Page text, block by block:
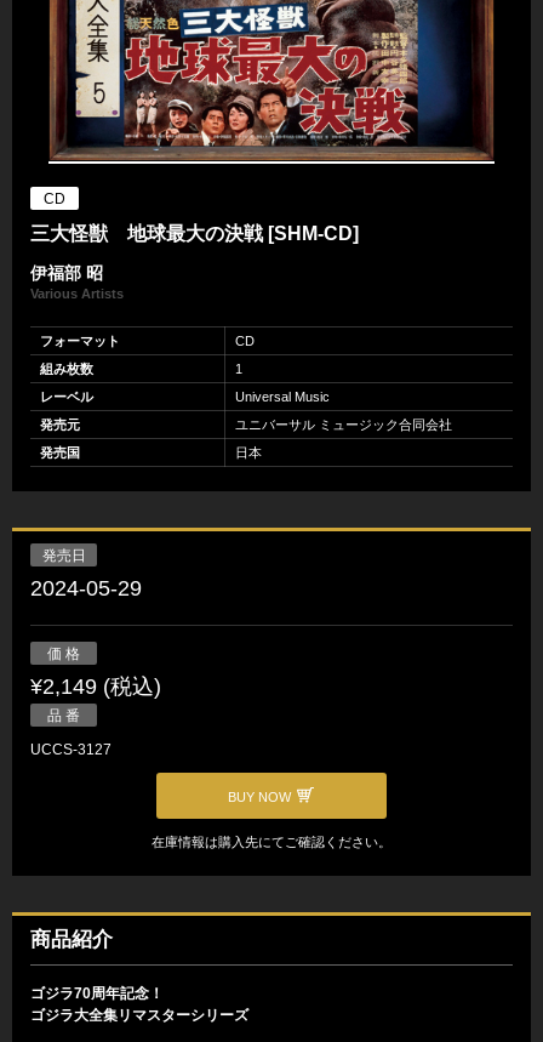
CD
三大怪獣 地球最大の決戦 [SHM-CD]
伊福部 昭
Various Artists
フォーマット
CD
組み枚数
1
レーベル
Universal Music
発売元
ユニバーサル ミュージック合同会社
発売国
日本
発売日
2024-05-29
価 格
¥2,149 (税込)
品 番
UCCS-3127
BUY NOW
在庫情報は購入先にてご確認ください。
商品紹介
ゴジラ70周年記念！
ゴジラ大全集リマスターシリーズ